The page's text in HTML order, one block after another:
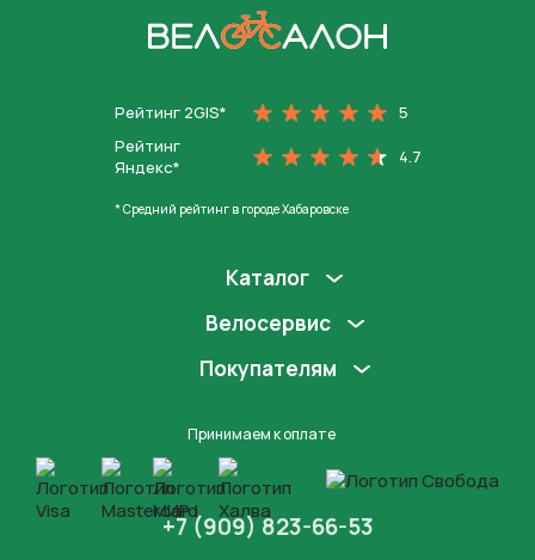
Рейтинг 2GIS*
5
Рейтинг
Яндекс*
4.7
* Средний рейтинг в городе Хабаровске
Каталог
Велосервис
Покупателям
Принимаем к оплате
+7 (909) 823-66-53